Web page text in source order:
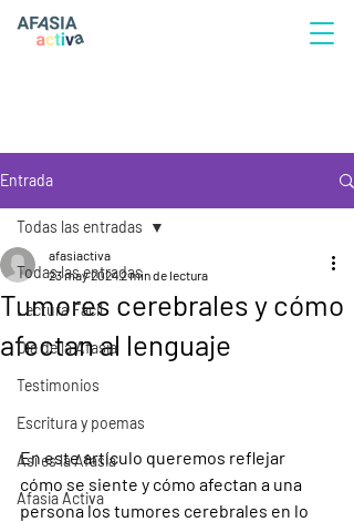
Entrada
Todas las entradas
Lectura Fácil
Día de la Afasia
Testimonios
Escritura y poemas
Así es la Afasia
Afasia Activa
Todas las entradas
Tumores cerebrales y cómo
afectan al lenguaje
afasiactiva
23 may 20242 min de lectura
En este artículo queremos reflejar
cómo se siente y cómo afectan a una
persona los tumores cerebrales en lo